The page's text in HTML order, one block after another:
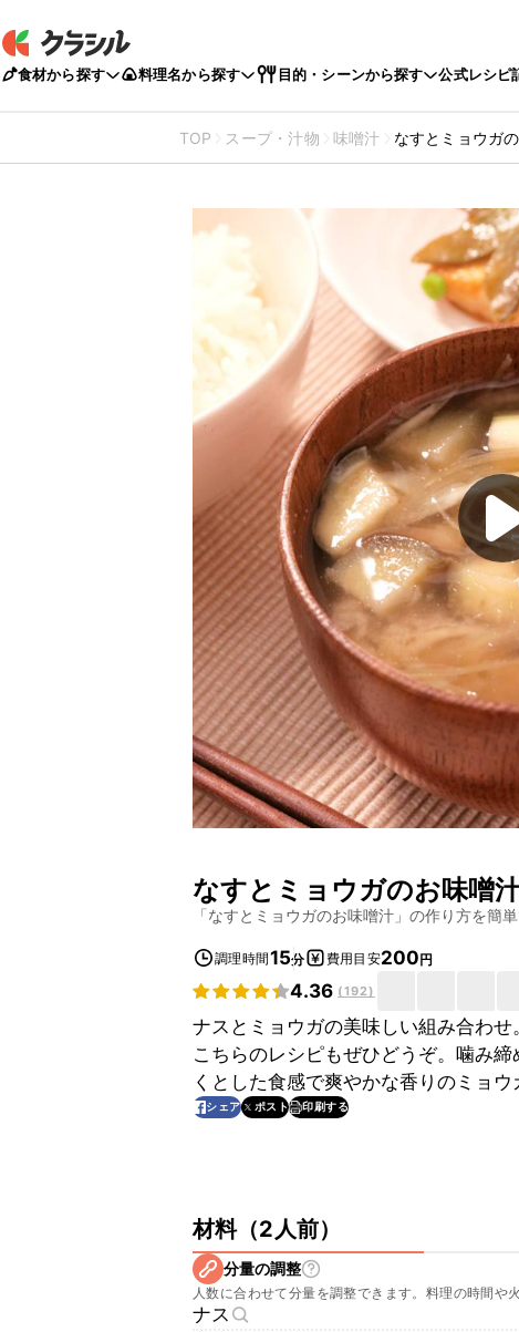
食材から探す 料理名から探す 目的・シーンから探す 公式レシピ
TOP スープ・汁物 味噌汁 なすとミョウガ
なすとミョウガのお味噌
「なすとミョウガのお味噌汁 」の作り方を簡
調理時間15分 費用目安200円
4.36 (192)
ナスとミョウガの美味しい組み合わせ
こちらのレシピもぜひどうぞ。噛み
くとした食感で爽やかな香りのミョ
シェア ポスト 印刷する
材料（2人前）
分量の調整
人数に合わせて分量を調整できます。料理の時間や
ナス